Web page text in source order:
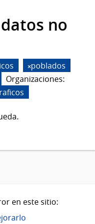
no
poblados
Organizaciones:
en este sitio: